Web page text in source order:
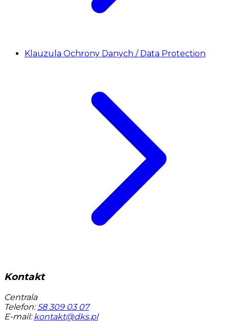
Klauzula Ochrony Danych / Data Protection
Kontakt
Centrala
Telefon: 58 309 03 07
E-mail: kontakt@dks.pl